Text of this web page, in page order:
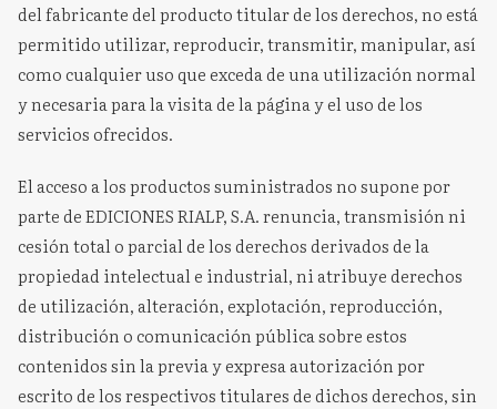
del fabricante del producto titular de los derechos, no está
permitido utilizar, reproducir, transmitir, manipular, así
como cualquier uso que exceda de una utilización normal
y necesaria para la visita de la página y el uso de los
servicios ofrecidos.
El acceso a los productos suministrados no supone por
parte de EDICIONES RIALP, S.A. renuncia, transmisión ni
cesión total o parcial de los derechos derivados de la
propiedad intelectual e industrial, ni atribuye derechos
de utilización, alteración, explotación, reproducción,
distribución o comunicación pública sobre estos
contenidos sin la previa y expresa autorización por
escrito de los respectivos titulares de dichos derechos, sin